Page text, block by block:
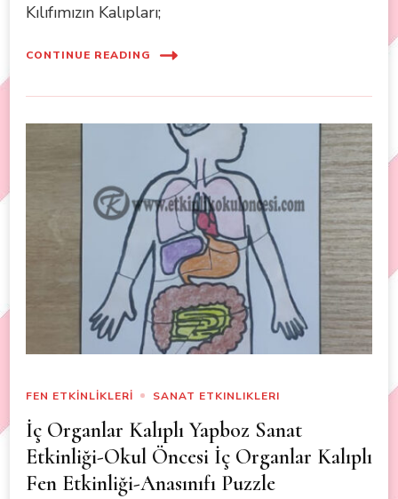
Kılıfımızın Kalıpları;
CONTINUE READING
FEN ETKİNLİKLERİ SANAT ETKINLIKLERI
İç Organlar Kalıplı Yapboz Sanat
Etkinliği-Okul Öncesi İç Organlar Kalıplı
Fen Etkinliği-Anasınıfı Puzzle